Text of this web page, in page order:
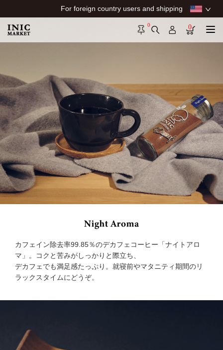
For foreign country users and shipping
0 0
カフェイン除去率99.85％のデカフェコーヒー「ナイトアロ
マ」。コクと苦みがしっかりと際立ち、
デカフェでも満足感たっぷり。就寝前やマタニティ期間のリ
ラックスタイムにどうぞ。